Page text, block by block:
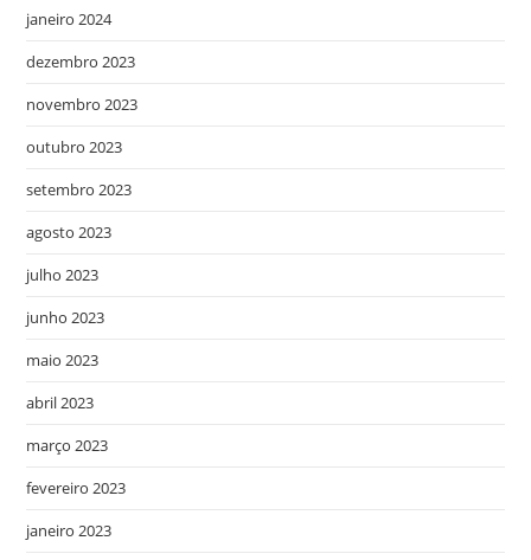
janeiro 2024
dezembro 2023
novembro 2023
outubro 2023
setembro 2023
agosto 2023
julho 2023
junho 2023
maio 2023
abril 2023
março 2023
fevereiro 2023
janeiro 2023